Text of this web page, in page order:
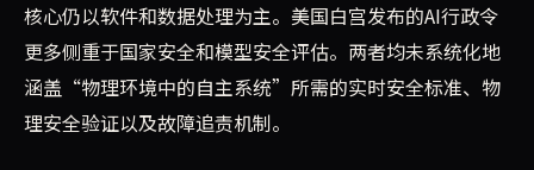
核心仍以软件和数据处理为主。美国白宫发布的AI行政令
更多侧重于国家安全和模型安全评估。两者均未系统化地
涵盖“物理环境中的自主系统”所需的实时安全标准、物
理安全验证以及故障追责机制。